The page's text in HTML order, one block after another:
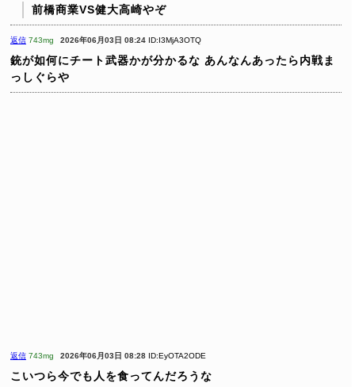
前橋商業VS健大高崎やぞ
返信 743mg 2026年06月03日 08:24 ID:I3MjA3OTQ
銃が如何にチート武器かが分かるな あんなんあったら内戦ま
っしぐらや
返信 743mg 2026年06月03日 08:28 ID:EyOTA2ODE
こいつら今でも人を食ってんだろうな